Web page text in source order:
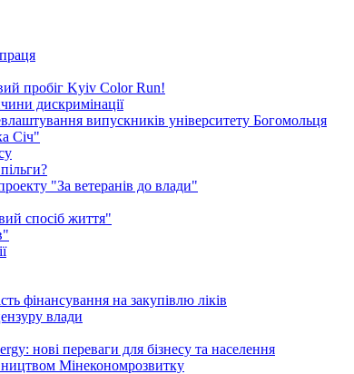
пробіг Kyiv Color Run!
дискримінації
випускників університету Богомольця
Січ"
"За ветеранів до влади"
спосіб життя"
фінансування на закупівлю ліків
влади
нові переваги для бізнесу та населення
Мінекономрозвитку